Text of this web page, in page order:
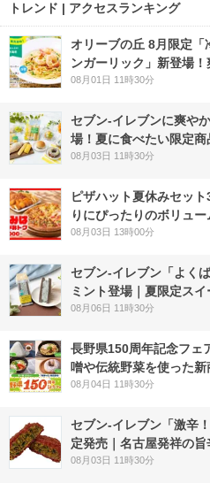
トレンド | アクセスランキング
オリーブの丘 8月限定「
ンガーリック」新登場
08月01日 11時30分
セブン‐イレブンに爽や
場！夏に食べたい限定商
08月03日 11時30分
ピザハット夏休みセッ
りにぴったりのボリュ
08月03日 13時00分
セブン‐イレブン「よく
ミント登場｜夏限定ス
08月06日 11時30分
長野県150周年記念フ
噌や伝統野菜を使った
08月04日 11時30分
セブン-イレブン「激辛
定発売｜名古屋発祥の
08月03日 11時30分